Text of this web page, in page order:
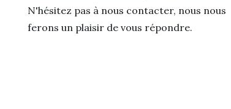
N'hésitez pas à nous contacter, nous nous
ferons un plaisir de vous répondre.